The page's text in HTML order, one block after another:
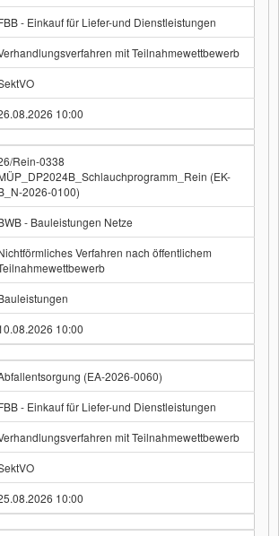
- Einkauf für Liefer-und Dienstleistungen
mit Teilnahmewettbewerb
10:00
Rein-0338
(EK-
2026-0100)
- Bauleistungen Netze
Verfahren nach öffentlichem
10:00
(EA-2026-0060)
- Einkauf für Liefer-und Dienstleistungen
mit Teilnahmewettbewerb
10:00